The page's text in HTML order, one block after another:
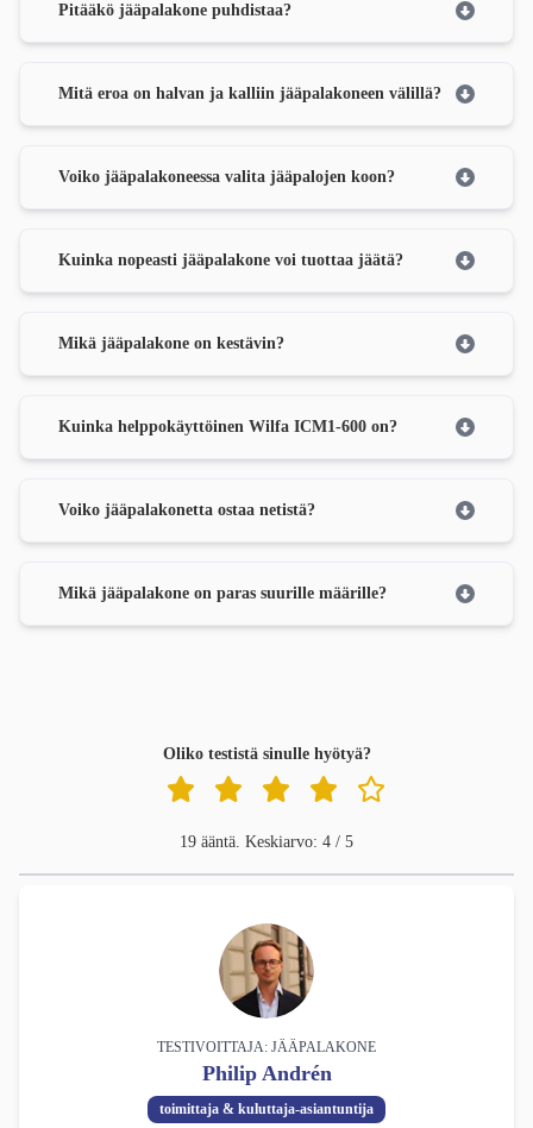
Pitääkö jääpalakone puhdistaa?
Mitä eroa on halvan ja kalliin jääpalakoneen välillä?
Voiko jääpalakoneessa valita jääpalojen koon?
Kuinka nopeasti jääpalakone voi tuottaa jäätä?
Mikä jääpalakone on kestävin?
Kuinka helppokäyttöinen Wilfa ICM1-600 on?
Voiko jääpalakonetta ostaa netistä?
Mikä jääpalakone on paras suurille määrille?
Oliko testistä sinulle hyötyä?
19 ääntä. Keskiarvo: 4 / 5
TESTIVOITTAJA: JÄÄPALAKONE
Philip Andrén
toimittaja & kuluttaja-asiantuntija